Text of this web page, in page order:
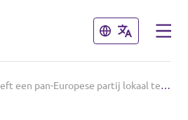
Sluiten
Sluiten
❓🇪🇺 Wat heeft een pan-Europese partij lokaal te zoeken?